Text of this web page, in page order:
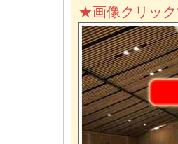
★画像クリッ